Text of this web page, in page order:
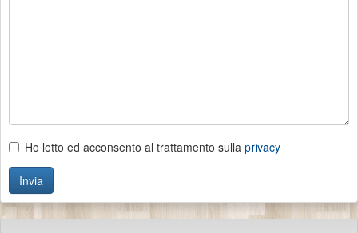
Ho letto ed acconsento al trattamento sulla privacy